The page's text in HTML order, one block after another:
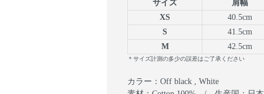
サイズ 肩幅
XS
40.5cm
S
41.5cm
M
42.5cm
＊サイズ計測の多少の誤差はご了承ください
カラー：Off black , White